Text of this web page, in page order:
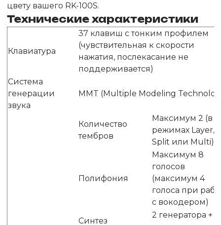
цвету вашего RK-100S.
Технические характеристики
Клавиатура
37 клавиш с тонким профилем
(чувствительная к скорости
нажатия, послекасание не
поддерживается)
Система
генерации
звука
MMT (Multiple Modeling
Количество
тембров
Максимум 2 (в
режимах Layer,
Split или Multi)
Полифония
Максимум 8
голосов
(максимум 4
голоса при
с вокодером)
Синтез
2 генератора +